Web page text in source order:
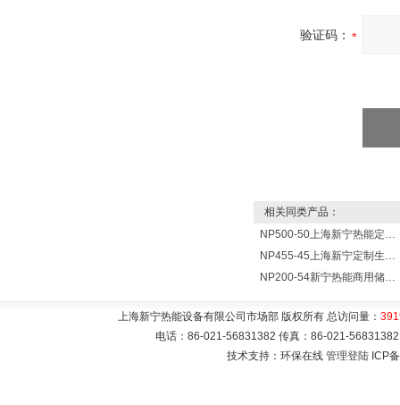
验证码：
相关同类产品：
NP500-50上海新宁热能定制各式不锈钢水箱容器
NP455-45上海新宁定制生产各式不锈钢容器
NP200-54新宁热能商用储水式电热水器V=200升N=54千瓦
上海新宁热能设备有限公司市场部 版权所有 总访问量：
电话：86-021-56831382 传真：86-021-
技术支持：环保在线 管理登陆 ICP